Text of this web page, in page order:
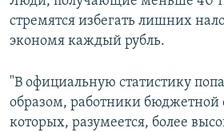
стремятся избегать лишних
экономя каждый рубль.
"В официальную статистику
образом, работники бюджетной
которых, разумеется, более